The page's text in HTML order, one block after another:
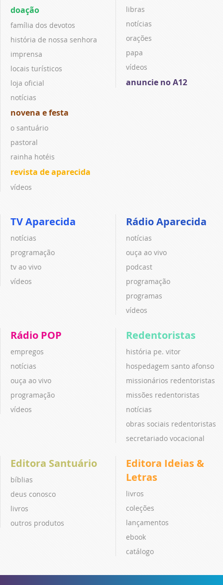
doação
família dos devotos
história de nossa senhora
imprensa
locais turísticos
loja oficial
notícias
novena e festa
o santuário
pastoral
rainha hotéis
revista de aparecida
vídeos
libras
notícias
orações
papa
vídeos
anuncie no A12
TV Aparecida
notícias
programação
tv ao vivo
vídeos
Rádio Aparecida
notícias
ouça ao vivo
podcast
programação
programas
vídeos
Rádio POP
empregos
notícias
ouça ao vivo
programação
vídeos
Redentoristas
história pe. vitor
hospedagem santo afonso
missionários redentoristas
missões redentoristas
notícias
obras sociais redentoristas
secretariado vocacional
Editora Santuário
bíblias
deus conosco
livros
outros produtos
Editora Ideias &
Letras
livros
coleções
lançamentos
ebook
catálogo